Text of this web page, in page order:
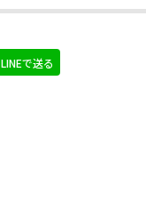
LINEで送る